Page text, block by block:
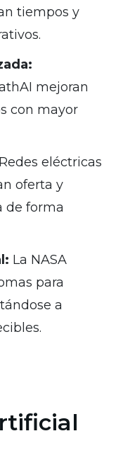
tiempos y
mejoran
con mayor
Redes eléctricas
oferta y
de forma
La NASA
para
a